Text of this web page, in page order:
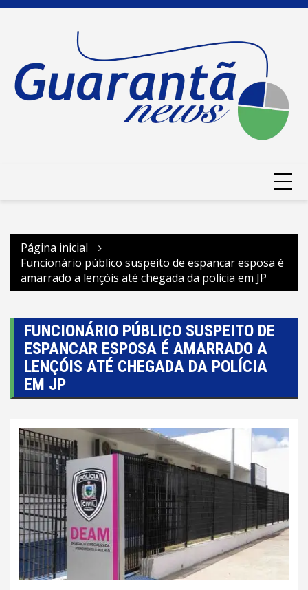
Ir
Página inicial
Funcionário público suspeito de espancar esposa é
amarrado a lençóis até chegada da polícia em JP
FUNCIONÁRIO PÚBLICO SUSPEITO DE
ESPANCAR ESPOSA É AMARRADO A
LENÇÓIS ATÉ CHEGADA DA POLÍCIA
EM JP